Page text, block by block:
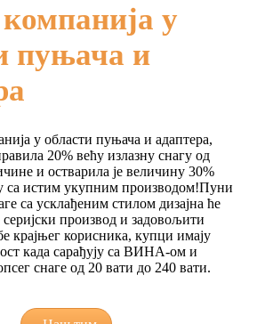
у
пуњача и
у области пуњача и адаптера,
20% већу излазну снагу од
и остварила је величину 30%
са истим укупним производом!Пуни
са усклађеним стилом дизајна ће
производ и задовољити
крајњег корисника, купци имају
када сарађују са ВИНА-ом и
снаге од 20 вати до 240 вати.